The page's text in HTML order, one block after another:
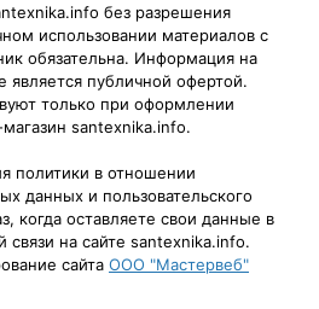
без разрешения
использовании материалов с
обязательна. Информация на
является публичной офертой.
только при оформлении
магазин santexnika.info.
политики в отношении
данных и пользовательского
когда оставляете свои данные в
на сайте santexnika.info.
сайта ООО "Мастервеб"